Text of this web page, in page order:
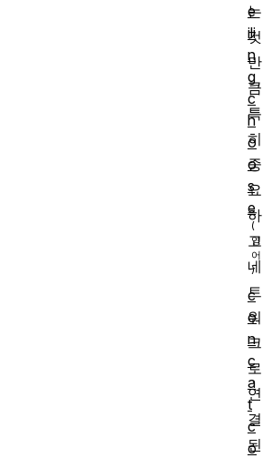
는
것
만
큼
특
히
중
요
하
고
네
트
워
크
로
연
결
된
e
ili
n
g
c
h
o
o
s
e
c
o
n
c
a
t
c
o